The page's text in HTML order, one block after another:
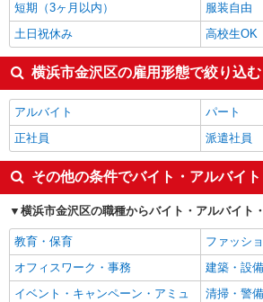
短期（3ヶ月以内）
服装自由
土日祝休み
高校生OK
横浜市金沢区の雇用形態で絞り込む
アルバイト
パート
正社員
派遣社員
その他の条件でバイト・アルバイ
横浜市金沢区の職種からバイト・アルバイト
教育・保育
ファッシ
オフィスワーク・事務
建築・設
イベント・キャンペーン・アミュ
清掃・警